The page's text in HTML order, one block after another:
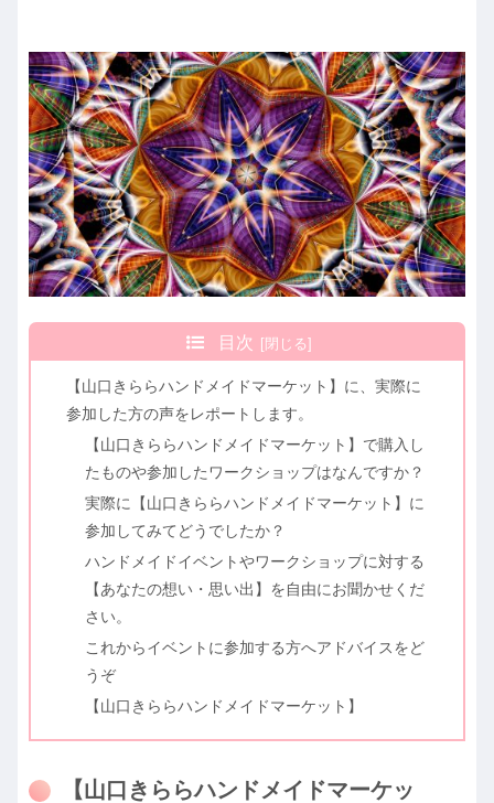
目次
【山口きららハンドメイドマーケット】に、実際に
参加した方の声をレポートします。
【山口きららハンドメイドマーケット】で購入し
たものや参加したワークショップはなんですか？
実際に【山口きららハンドメイドマーケット】に
参加してみてどうでしたか？
ハンドメイドイベントやワークショップに対する
【あなたの想い・思い出】を自由にお聞かせくだ
さい。
これからイベントに参加する方へアドバイスをど
うぞ
【山口きららハンドメイドマーケット】
【山口きららハンドメイドマーケッ